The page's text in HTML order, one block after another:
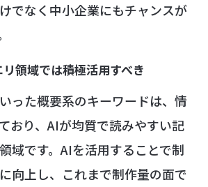
でなく中小企業にもチャンスが
領域では積極活用すべき
った概要系のキーワードは、情
おり、AIが均質で読みやすい記
域です。AIを活用することで制
向上し、これまで制作量の面で